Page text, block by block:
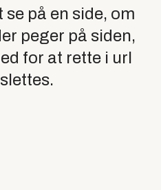
på en side, om
peger på siden,
for at rette i url